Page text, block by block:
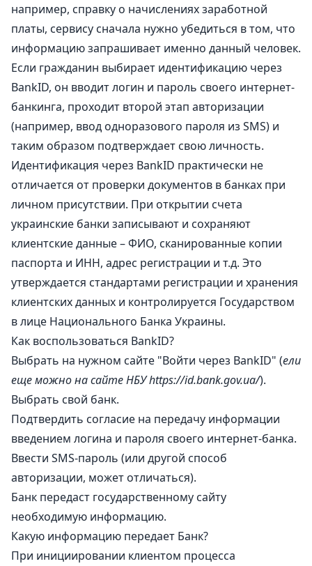
например, справку о начислениях заработной
платы, сервису сначала нужно убедиться в том, что
информацию запрашивает именно данный человек.
Если гражданин выбирает идентификацию через
BankID, он вводит логин и пароль своего интернет-
банкинга, проходит второй этап авторизации
(например, ввод одноразового пароля из SMS) и
таким образом подтверждает свою личность.
Идентификация через BankID практически не
отличается от проверки документов в банках при
личном присутствии. При открытии счета
украинские банки записывают и сохраняют
клиентские данные – ФИО, сканированные копии
паспорта и ИНН, адрес регистрации и т.д. Это
утверждается стандартами регистрации и хранения
клиентских данных и контролируется Государством
в лице Национального Банка Украины.
Как воспользоваться BankID?
Выбрать на нужном сайте "Войти через BankID" (ели
еще можно на сайте НБУ https://id.bank.gov.ua/).
Выбрать свой банк.
Подтвердить согласие на передачу информации
введением логина и пароля своего интернет-банка.
Ввести SMS-пароль (или другой способ
авторизации, может отличаться).
Банк передаст государственному сайту
необходимую информацию.
Какую информацию передает Банк?
При инициировании клиентом процесса